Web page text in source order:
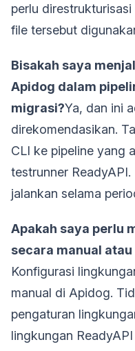
perlu
file tersebut
Bisakah saya
Apidog dalam
migrasi?Ya, dan ini
direkomendasikan.
CLI ke pipeline yang
testrunner
jalankan selama
Apakah saya perlu
secara manual
Konfigurasi
manual di Apidog.
pengaturan
lingkungan